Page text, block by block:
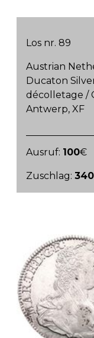
Los nr. 89
Austrian
Ducaton
décolletage /
Antwerp, XF
Ausruf: 100€
Zuschlag:340